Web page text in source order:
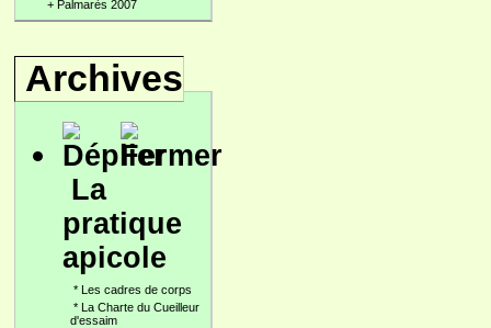
+ Palmarès 2007
Archives
La
pratique
apicole
* Les cadres de corps
* La Charte du Cueilleur
d'essaim